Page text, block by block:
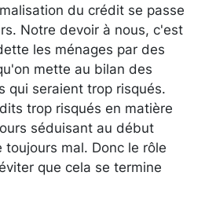
du crédit se passe
Notre devoir à nous, c'est
les ménages par des
mette au bilan des
qui seraient trop risqués.
trop risqués en matière
séduisant au début
toujours mal. Donc le rôle
que cela se termine